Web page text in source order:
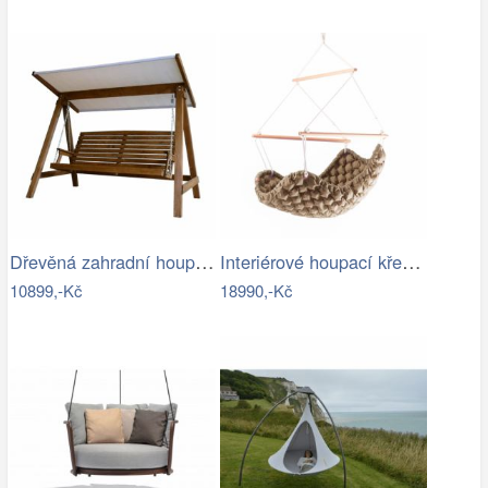
Dřevěná zahradní houpačka Lucas pro 4…
10899,-Kč
Interiérové houpací křeslo Swingy In…
18990,-Kč